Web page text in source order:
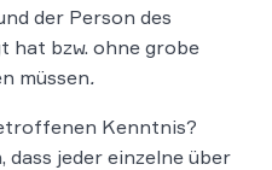
der Person des
hat bzw. ohne grobe
müssen.
Kenntnis?
jeder einzelne über